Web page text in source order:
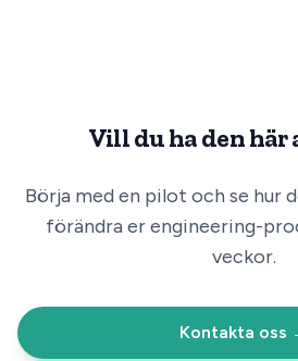
Vill du ha den här
Börja med en pilot och se hur
förändra er engineering-
veckor.
Kontakta oss